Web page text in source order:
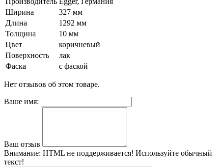
Ширина
327 мм
Длина
1292 мм
Толщина
10 мм
Цвет
коричневый
Поверхность
лак
Фаска
с фаской
Нет отзывов об этом товаре.
Ваше имя:
Ваш отзыв
Внимание: HTML не поддерживается! Используйте обычный
текст!